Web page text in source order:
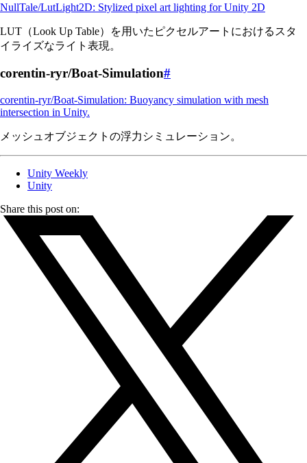
NullTale/LutLight2D: Stylized pixel art lighting for Unity 2D
LUT（Look Up Table）を用いたピクセルアートにおけるスタ
イライズなライト表現。
corentin-ryr/Boat-Simulation#
corentin-ryr/Boat-Simulation: Buoyancy simulation with mesh
intersection in Unity.
メッシュオブジェクトの浮力シミュレーション。
Unity Weekly
Unity
Share this post on: